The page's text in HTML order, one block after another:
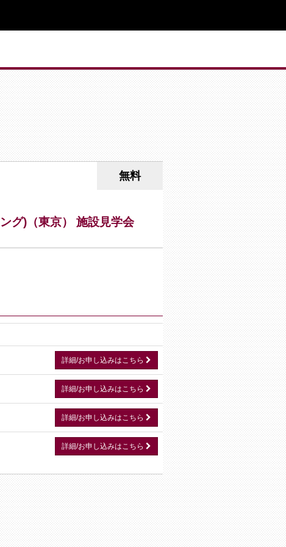
グ)（東京） 施設見学会
無料
詳細/お申し込みはこちら
詳細/お申し込みはこちら
詳細/お申し込みはこちら
詳細/お申し込みはこちら